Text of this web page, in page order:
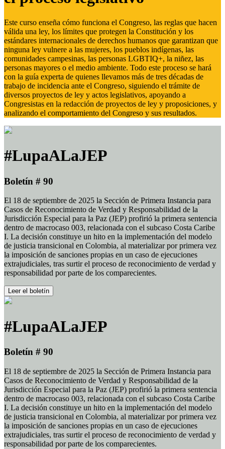
Este curso enseña cómo funciona el Congreso, las reglas que hacen
válida una ley, los límites que protegen la Constitución y los
estándares internacionales de derechos humanos que garantizan que
ninguna ley vulnere a las mujeres, los pueblos indígenas, las
comunidades campesinas, las personas LGBTIQ+, la niñez, las
personas mayores o el medio ambiente. Todo este proceso se hará
con la guía experta de quienes llevamos más de tres décadas de
trabajo de incidencia ante el Congreso, siguiendo el trámite de
diversos proyectos de ley y actos legislativos, apoyando a
Congresistas en la redacción de proyectos de ley y proposiciones, y
analizando el comportamiento del Congreso y sus resultados.
#LupaALaJEP
Boletín # 90
El 18 de septiembre de 2025 la Sección de Primera Instancia para
Casos de Reconocimiento de Verdad y Responsabilidad de la
Jurisdicción Especial para la Paz (JEP) profirió la primera sentencia
dentro de macrocaso 003, relacionada con el subcaso Costa Caribe
I. La decisión constituye un hito en la implementación del modelo
de justicia transicional en Colombia, al materializar por primera vez
la imposición de sanciones propias en un caso de ejecuciones
extrajudiciales, tras surtir el proceso de reconocimiento de verdad y
responsabilidad por parte de los comparecientes.
Leer el boletín
#LupaALaJEP
Boletín # 90
El 18 de septiembre de 2025 la Sección de Primera Instancia para
Casos de Reconocimiento de Verdad y Responsabilidad de la
Jurisdicción Especial para la Paz (JEP) profirió la primera sentencia
dentro de macrocaso 003, relacionada con el subcaso Costa Caribe
I. La decisión constituye un hito en la implementación del modelo
de justicia transicional en Colombia, al materializar por primera vez
la imposición de sanciones propias en un caso de ejecuciones
extrajudiciales, tras surtir el proceso de reconocimiento de verdad y
responsabilidad por parte de los comparecientes.